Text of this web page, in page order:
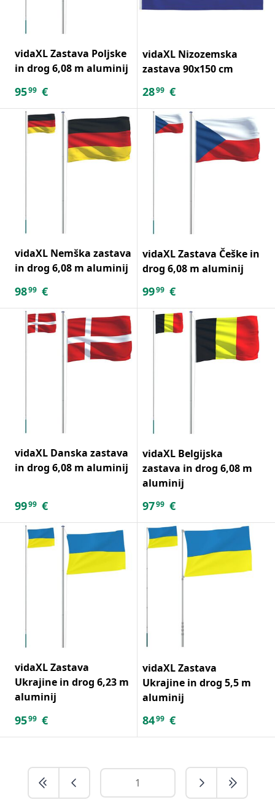
vidaXL Zastava Poljske
in drog 6,08 m aluminij
9599 €
vidaXL Nizozemska
zastava 90x150 cm
2899 €
vidaXL Nemška zastava
in drog 6,08 m aluminij
9899 €
vidaXL Zastava Češke in
drog 6,08 m aluminij
9999 €
vidaXL Danska zastava
in drog 6,08 m aluminij
9999 €
vidaXL Belgijska
zastava in drog 6,08 m
aluminij
9799 €
vidaXL Zastava
Ukrajine in drog 6,23 m
aluminij
9599 €
vidaXL Zastava
Ukrajine in drog 5,5 m
aluminij
8499 €